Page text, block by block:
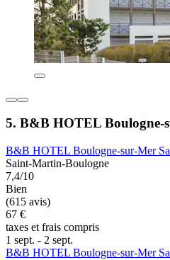
5. B&B HOTEL Boulogne-
B&B HOTEL Boulogne-sur-Mer
Saint-Martin-Boulogne
7,4/10
Bien
(615 avis)
67 €
taxes et frais compris
1 sept. - 2 sept.
B&B HOTEL Boulogne-sur-Mer